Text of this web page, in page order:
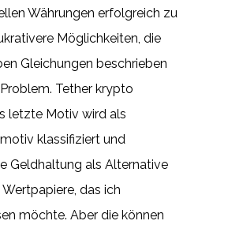
Währungen erfolgreich zu
Möglichkeiten, die
Gleichungen beschrieben
Tether krypto
letzte Motiv wird als
klassifiziert und
Geldhaltung als Alternative
das ich
möchte. Aber die können